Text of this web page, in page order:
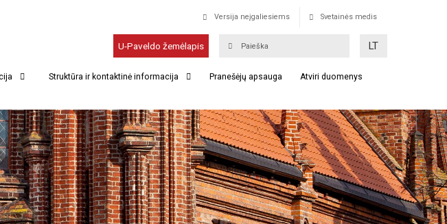
Versija neįgaliesiems Svetainės medis
U-Paveldo žemėlapis LT
Struktūra ir kontaktinė informacija Pranešėjų apsauga Atviri duomenys